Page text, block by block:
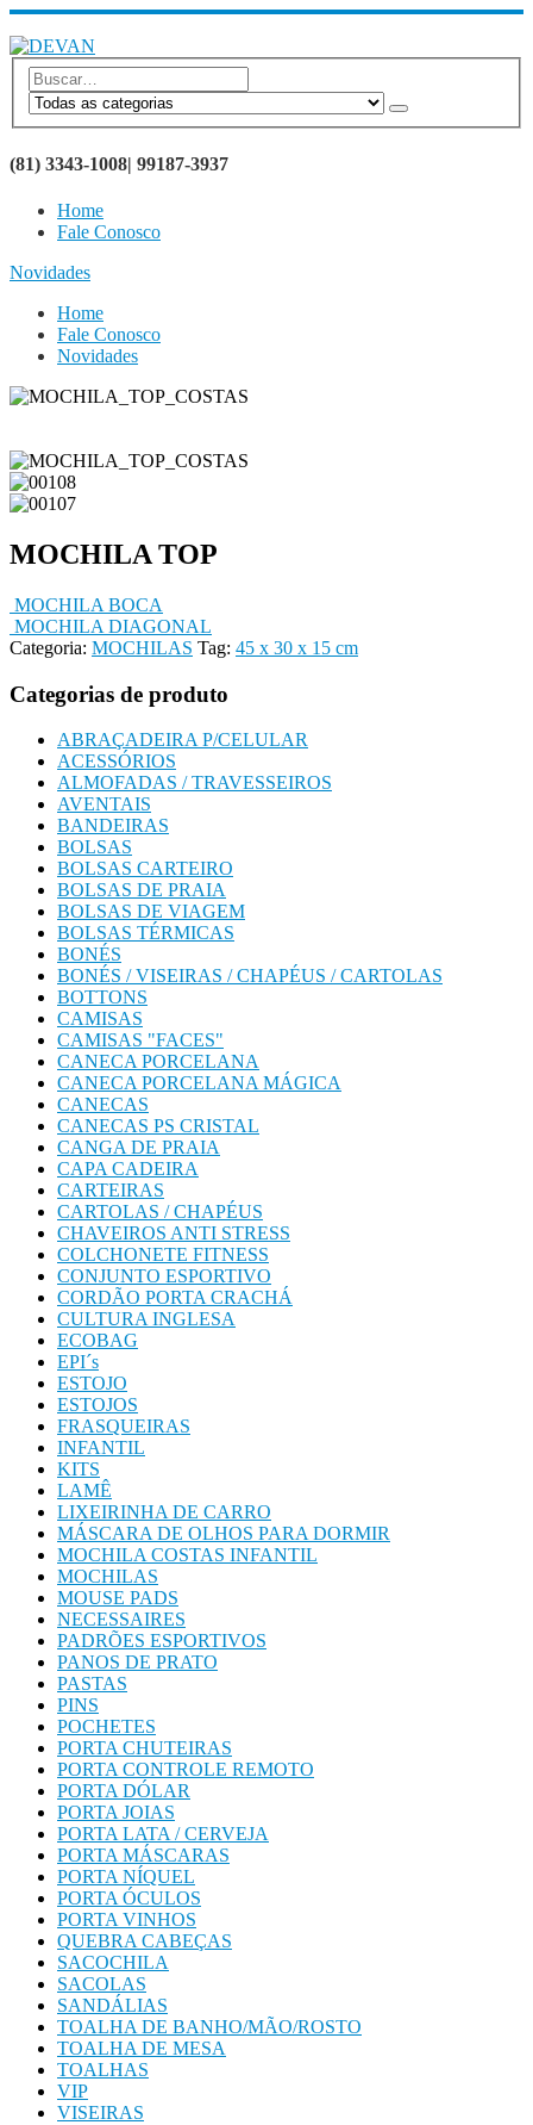
(81) 3343-1008| 99187-3937
Home
Fale Conosco
Novidades
Home
Fale Conosco
Novidades
MOCHILA TOP
MOCHILA BOCA
MOCHILA DIAGONAL
Categoria: MOCHILAS Tag: 45 x 30 x 15 cm
Categorias de produto
ABRAÇADEIRA P/CELULAR
ACESSÓRIOS
ALMOFADAS / TRAVESSEIROS
AVENTAIS
BANDEIRAS
BOLSAS
BOLSAS CARTEIRO
BOLSAS DE PRAIA
BOLSAS DE VIAGEM
BOLSAS TÉRMICAS
BONÉS
BONÉS / VISEIRAS / CHAPÉUS / CARTOLAS
BOTTONS
CAMISAS
CAMISAS "FACES"
CANECA PORCELANA
CANECA PORCELANA MÁGICA
CANECAS
CANECAS PS CRISTAL
CANGA DE PRAIA
CAPA CADEIRA
CARTEIRAS
CARTOLAS / CHAPÉUS
CHAVEIROS ANTI STRESS
COLCHONETE FITNESS
CONJUNTO ESPORTIVO
CORDÃO PORTA CRACHÁ
CULTURA INGLESA
ECOBAG
EPI´s
ESTOJO
ESTOJOS
FRASQUEIRAS
INFANTIL
KITS
LAMÊ
LIXEIRINHA DE CARRO
MÁSCARA DE OLHOS PARA DORMIR
MOCHILA COSTAS INFANTIL
MOCHILAS
MOUSE PADS
NECESSAIRES
PADRÕES ESPORTIVOS
PANOS DE PRATO
PASTAS
PINS
POCHETES
PORTA CHUTEIRAS
PORTA CONTROLE REMOTO
PORTA DÓLAR
PORTA JOIAS
PORTA LATA / CERVEJA
PORTA MÁSCARAS
PORTA NÍQUEL
PORTA ÓCULOS
PORTA VINHOS
QUEBRA CABEÇAS
SACOCHILA
SACOLAS
SANDÁLIAS
TOALHA DE BANHO/MÃO/ROSTO
TOALHA DE MESA
TOALHAS
VIP
VISEIRAS